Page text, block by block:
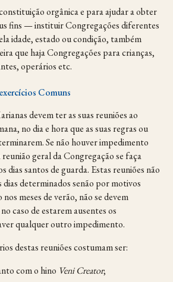
orgânica e para ajudar a obter
fins — instituir Congregações diferentes
idade, estado ou condição, também
que haja Congregações para crianças,
operários etc.
Comuns
devem ter as suas reuniões ao
no dia e hora que as suas regras ou
Se não houver impedimento
geral da Congregação se faça
dias santos de guarda. Estas reuniões não
dias determinados senão por motivos
meses de verão, não se devem
caso de estarem ausentes os
qualquer outro impedimento.
destas reuniões costumam ser:
com o hino Veni Creator;